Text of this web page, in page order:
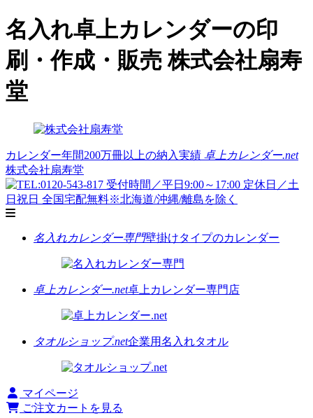
名入れ卓上カレンダーの印
刷・作成・販売 株式会社扇寿
堂
カレンダー年間200万冊以上の納入実績 卓上カレンダー.net
株式会社扇寿堂
名入れカレンダー専門壁掛けタイプのカレンダー
卓上カレンダー.net卓上カレンダー専門店
タオルショップ.net企業用名入れタオル
マイページ
ご注文カートを見る